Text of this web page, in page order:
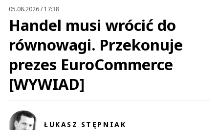
05.08.2026 / 17:38
Handel musi wrócić do
równowagi. Przekonuje
prezes EuroCommerce
[WYWIAD]
ŁUKASZ STĘPNIAK